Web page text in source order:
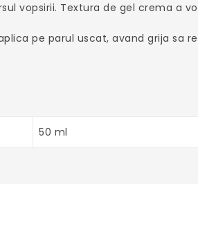
vopsirii. Textura de gel crema a
pe parul uscat, avand grija sa
50 ml